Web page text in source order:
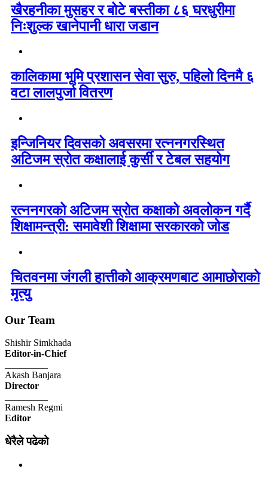
खैरहनीका मुसहर र बोटे बस्तीका ८६ घरधुरीमा
निःशुल्क खानेपानी धारा जडान
कालिकामा भूमि प्रशासन सेवा सुरु, पहिलो दिनमै ६
वटा लालपुर्जा वितरण
इन्जिनियर दिवसको अवसरमा रत्ननगरस्थित
अटिजम स्रोत कक्षालाई कुर्सी र टेबल सहयोग
रत्ननगरको अटिजम स्रोत कक्षाको अवलोकन गर्दै
शिक्षामन्त्री: समावेशी शिक्षामा सरकारको जोड
चितवनमा जंगली हात्तीको आक्रमणबाट आमाछोराको
मृत्यु
Our Team
Shishir Simkhada
Editor-in-Chief
Akash Banjara
Director
Ramesh Regmi
Editor
धेरैले पढेको